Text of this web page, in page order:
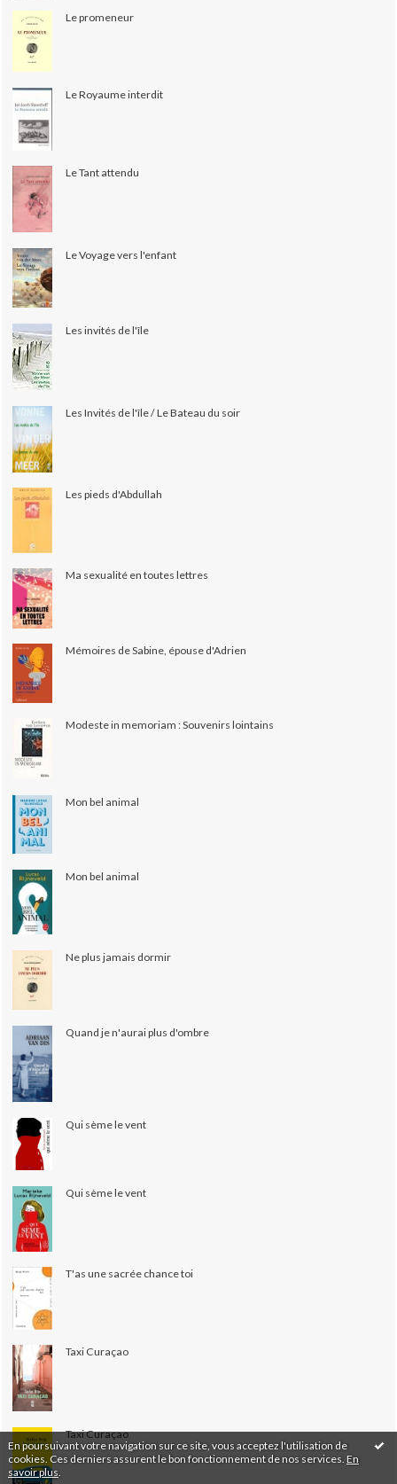
En poursuivant votre navigation sur ce site, vous acceptez l'utilisation de
cookies. Ces derniers assurent le bon fonctionnement de nos services. En
savoir plus
Le promeneur
Le Royaume interdit
Le Tant attendu
Le Voyage vers l'enfant
Les invités de l'île
Les Invités de l'île / Le Bateau du soir
Les pieds d'Abdullah
Ma sexualité en toutes lettres
Mémoires de Sabine, épouse d'Adrien
Modeste in memoriam : Souvenirs lointains
Mon bel animal
Mon bel animal
Ne plus jamais dormir
Quand je n'aurai plus d'ombre
Qui sème le vent
Qui sème le vent
T'as une sacrée chance toi
Taxi Curaçao
Taxi Curaçao